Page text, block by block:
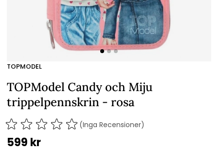
TOPMODEL
TOPModel Candy och Miju
trippelpennskrin - rosa
(Inga Recensioner)
599 kr